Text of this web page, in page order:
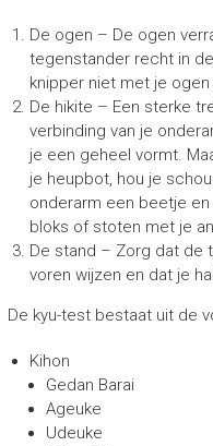
De ogen – De ogen
tegenstander recht in
knipper niet met je
De hikite – Een sterke
verbinding van je
je een geheel vormt.
je heupbot, hou je
onderarm een beetje
bloks of stoten met je
De stand – Zorg dat de
voren wijzen en dat je
De kyu-test bestaat uit de
Kihon
Gedan Barai
Ageuke
Udeuke